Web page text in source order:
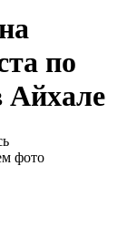
по
Айхале
фото